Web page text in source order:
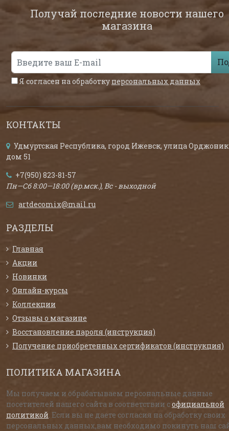
Получай последние новости нашего
магазина
Я согласен на обработку персональных данных
КОНТАКТЫ
Удмуртская Республика, город Ижевск, улица
дом 51
+7(950) 823-81-57
Пн—Сб 8:00—18:00 (вр.мск.), Вс - выходной
artdecomix@mail.ru
РАЗДЕЛЫ
Главная
Акции
Новинки
Онлайн-курсы
Коллекции
Отзывы о магазине
Восстановление пароля (инструкция)
Получение приобретенных сертификатов (инструкция)
ПОЛИТИКА МАГАЗИНА
Мы получаем и обрабатываем персональные данные
посетителей нашего сайта в соответствии софициальной
политикой . Если вы не даете согласия на обработку своих
персональных данных,вам необходимо покинуть наш